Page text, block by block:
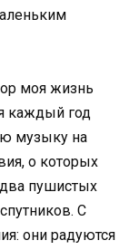
моя жизнь
каждый год
музыку на
о которых
пушистых
С
они радуются